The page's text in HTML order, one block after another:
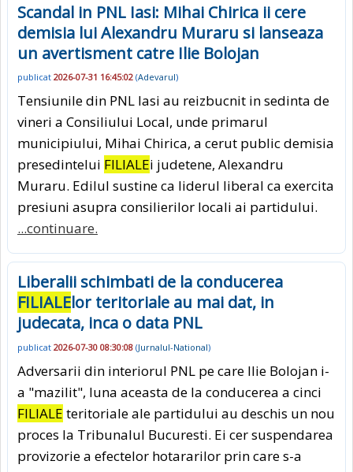
Scandal in PNL Iasi: Mihai Chirica ii cere
demisia lui Alexandru Muraru si lanseaza
un avertisment catre Ilie Bolojan
publicat 2026-07-31 16:45:02 (Adevarul)
Tensiunile din PNL Iasi au reizbucnit in sedinta de
vineri a Consiliului Local, unde primarul
municipiului, Mihai Chirica, a cerut public demisia
presedintelui FILIALEi judetene, Alexandru
Muraru. Edilul sustine ca liderul liberal ca exercita
presiuni asupra consilierilor locali ai partidului.
...continuare.
Liberalii schimbati de la conducerea
FILIALElor teritoriale au mai dat, in
judecata, inca o data PNL
publicat 2026-07-30 08:30:08 (Jurnalul-National)
Adversarii din interiorul PNL pe care Ilie Bolojan i-
a "mazilit", luna aceasta de la conducerea a cinci
FILIALE teritoriale ale partidului au deschis un nou
proces la Tribunalul Bucuresti. Ei cer suspendarea
provizorie a efectelor hotararilor prin care s-a